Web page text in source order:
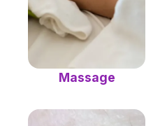
Massage